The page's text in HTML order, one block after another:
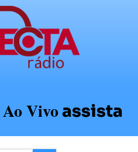
Ao Vivoassista